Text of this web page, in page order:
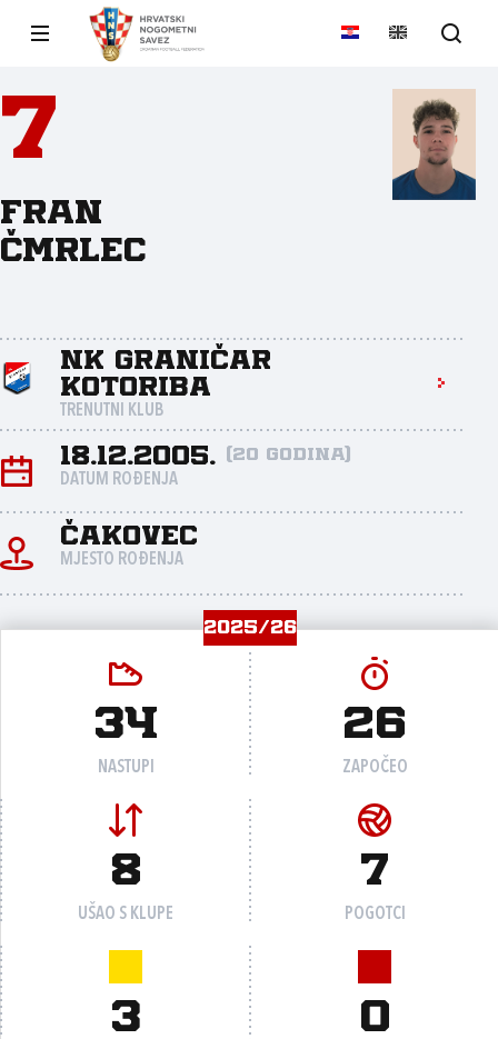
7
Fran
Čmrlec
NK Graničar
Kotoriba
TRENUTNI KLUB
18.12.2005. (20 godina)
DATUM ROĐENJA
Čakovec
MJESTO ROĐENJA
2025/26
34
NASTUPI
26
ZAPOČEO
8
UŠAO S KLUPE
7
POGOTCI
3 0